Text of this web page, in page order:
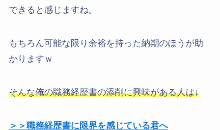
できると感じますね。
もちろん可能な限り余裕を持った納期のほうが助
かりますｗ
そんな俺の職務経歴書の添削に興味がある人は↓
＞＞職務経歴書に限界を感じている君へ